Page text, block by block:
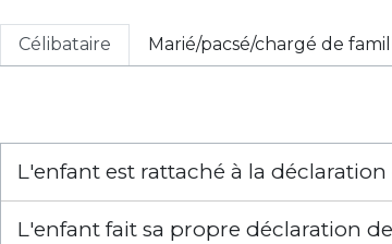
Célibataire Marié/pacsé/chargé de
L'enfant est rattaché à la déclaration
L'enfant fait sa propre déclaration